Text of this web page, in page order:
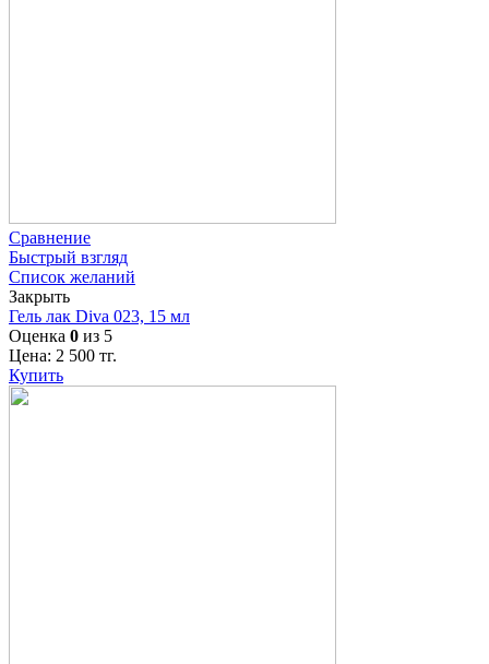
Сравнение
Быстрый взгляд
Список желаний
Закрыть
Гель лак Diva 023, 15 мл
Оценка 0 из 5
Цена: 2 500 тг.
Купить